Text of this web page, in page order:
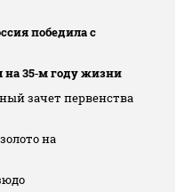
победила с
на 35‑м году жизни
зачет первенства
на